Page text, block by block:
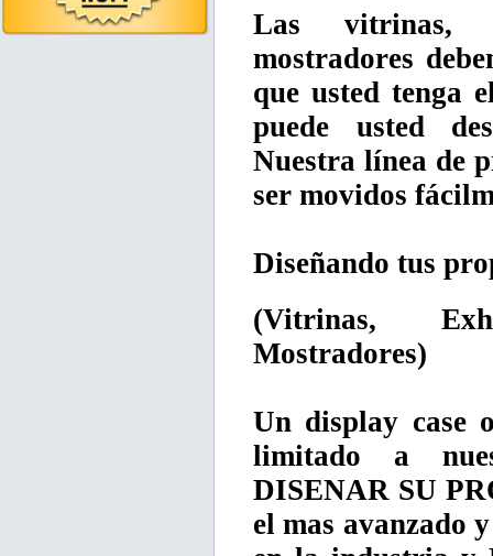
Las vitrinas,
mostradores
que usted tenga
puede usted
Nuestra línea de
ser movidos
Diseñando tus
(Vitrinas,
Mostradores)
Un display case
limitado a
DISENAR SU
el mas avanzado